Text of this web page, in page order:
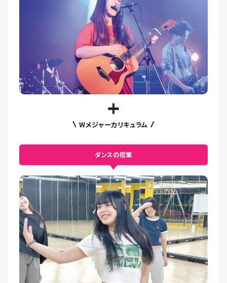
Wメジャーカリキュラム
ダンスの授業